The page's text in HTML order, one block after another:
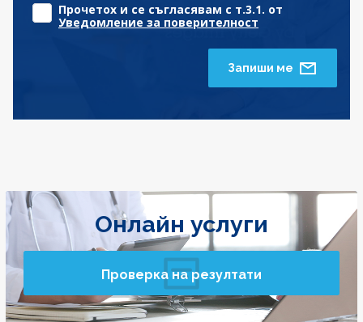
Прочетох и се съгласявам с т.3.1. от
Уведомление за поверителност
Запиши ме
Онлайн услуги
Проверка на резултати